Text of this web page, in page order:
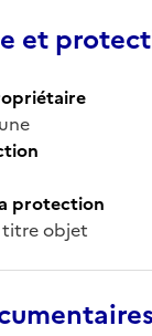
et
protection
titre objet